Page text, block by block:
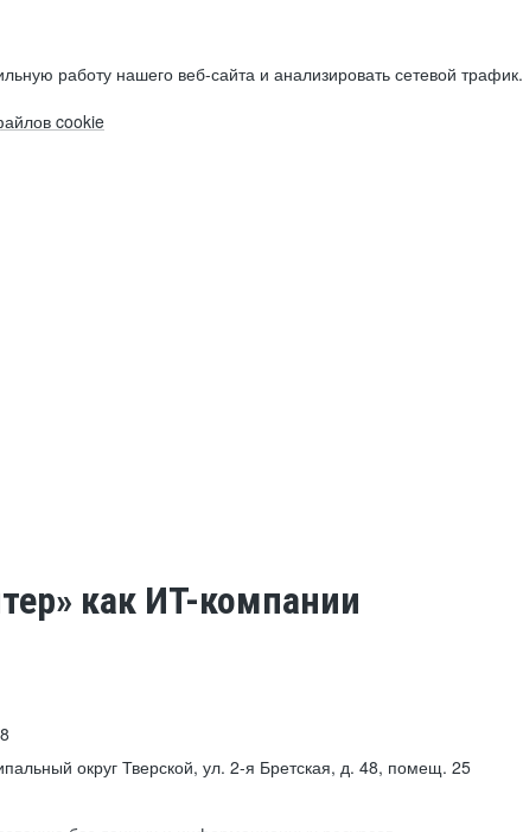
работу нашего веб-сайта и анализировать сетевой трафик.
cookie
как ИТ-компании
округ Тверской, ул. 2-я Бретская, д. 48, помещ. 25